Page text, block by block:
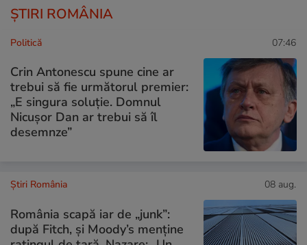
ȘTIRI ROMÂNIA
Politică 07:46
Crin Antonescu spune cine ar
trebui să fie următorul premier:
„E singura soluție. Domnul
Nicușor Dan ar trebui să îl
desemnze”
Știri România 08 aug.
România scapă iar de „junk”:
după Fitch, și Moody’s menține